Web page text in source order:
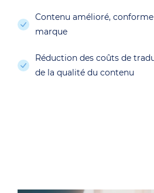
Contenu amélioré,
marque
Réduction des coûts de
de la qualité du contenu